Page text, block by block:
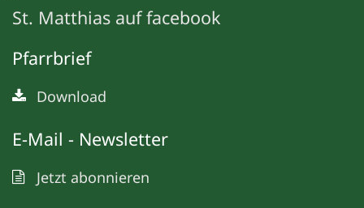
St. Matthias auf facebook
Pfarrbrief
Download
E-Mail - Newsletter
Jetzt abonnieren